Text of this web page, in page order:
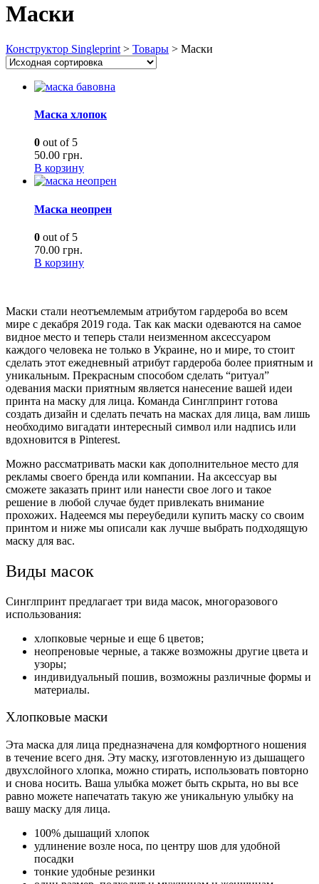
Маски
Конструктор Singleprint > Товары > Маски
Маска хлопок
0 out of 5
50.00 грн.
В корзину
Маска неопрен
0 out of 5
70.00 грн.
В корзину
Маски стали неотъемлемым атрибутом гардероба во всем
мире с декабря 2019 года. Так как маски одеваются на самое
видное место и теперь стали неизменном аксессуаром
каждого человека не только в Украине, но и мире, то стоит
сделать этот ежедневный атрибут гардероба более приятным и
уникальным. Прекрасным способом сделать “ритуал”
одевания маски приятным является нанесение вашей идеи
принта на маску для лица. Команда Синглпринт готова
создать дизайн и сделать печать на масках для лица, вам лишь
необходимо вигадати интересный символ или надпись или
вдохновится в Pinterest.
Можно рассматривать маски как дополнительное место для
рекламы своего бренда или компании. На аксессуар вы
сможете заказать принт или нанести свое лого и такое
решение в любой случае будет привлекать внимание
прохожих. Надеемся мы переубедили купить маску со своим
принтом и ниже мы описали как лучше выбрать подходящую
маску для вас.
Виды масок
Синглпринт предлагает три вида масок, многоразового
использования:
хлопковые черные и еще 6 цветов;
неопреновые черные, а также возможны другие цвета и
узоры;
индивидуальный пошив, возможны различные формы и
материалы.
Хлопковые маски
Эта маска для лица предназначена для комфортного ношения
в течение всего дня. Эту маску, изготовленную из дышащего
двухслойного хлопка, можно стирать, использовать повторно
и снова носить. Ваша улыбка может быть скрыта, но вы все
равно можете напечатать такую же уникальную улыбку на
вашу маску для лица.
100% дышащий хлопок
удлинение возле носа, по центру шов для удобной
посадки
тонкие удобные резинки